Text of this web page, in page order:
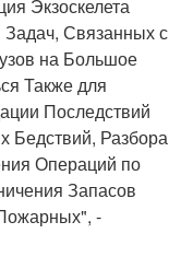
Экзоскелета
Связанных с
на Большое
Также для
Последствий
Бедствий, Разбора
Операций по
Запасов
-